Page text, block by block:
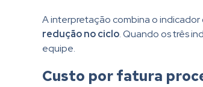
A interpretação combina o
redução no ciclo. Quando os três
equipe.
Custo por fatura